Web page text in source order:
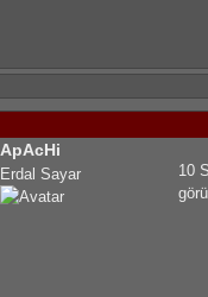
ApAcHi
Erdal Sayar
10